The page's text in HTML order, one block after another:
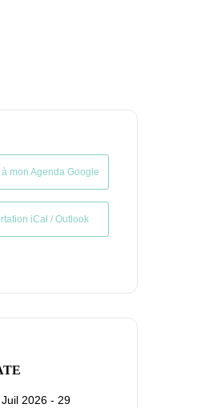
mon Agenda Google
iCal / Outlook
2026 - 29